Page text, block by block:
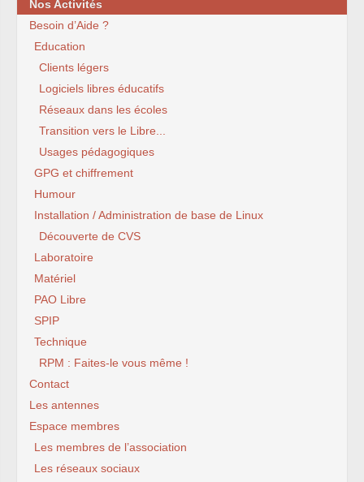
Nos Activités
Besoin d’Aide ?
Education
Clients légers
Logiciels libres éducatifs
Réseaux dans les écoles
Transition vers le Libre...
Usages pédagogiques
GPG et chiffrement
Humour
Installation / Administration de base de Linux
Découverte de CVS
Laboratoire
Matériel
PAO Libre
SPIP
Technique
RPM : Faites-le vous même !
Contact
Les antennes
Espace membres
Les membres de l’association
Les réseaux sociaux